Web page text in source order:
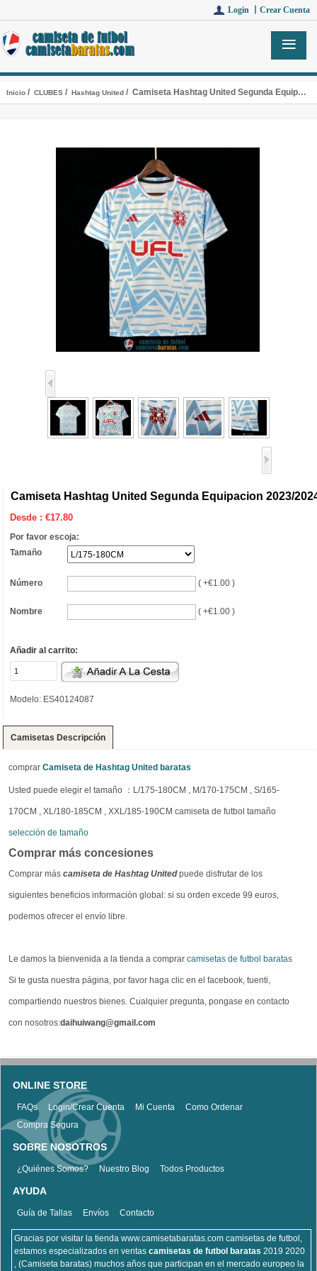
Login 丨 Crear Cuenta
Inicio/ CLUBES/ Hashtag United/ Camiseta Hashtag United Segunda Equipacion 2023/2024
Camiseta Hashtag United Segunda Equipacion 2023/
Desde :€17.80
Por favor escoja:
Tamaño
Número ( +€1.00 )
Nombre ( +€1.00 )
Añadir al carrito:
Modelo: ES40124087
Camisetas Descripción
comprar Camiseta de Hashtag United baratas
Usted puede elegir el tamaño ：L/175-180CM , M/170-175CM , S/165-
170CM , XL/180-185CM , XXL/185-190CM camiseta de futbol tamaño
selección de tamaño
Comprar más concesiones
Comprar más camiseta de Hashtag Unitedpuede disfrutar de los
siguientes beneficios información global: si su orden excede 99 euros,
podemos ofrecer el envío libre.
Le damos la bienvenida a la tienda a comprar camisetas de futbol baratas
Si te gusta nuestra página, por favor haga clic en el facebook, tuenti,
compartiendo nuestros bienes. Cualquier pregunta, pongase en contacto
con nosotros:daihuiwang@gmail.com
ONLINE STORE
FAQs Login/Crear Cuenta Mi Cuenta
Como Ordenar
Compra Segura
SOBRE NOSOTROS
¿Quiénes Somos? Nuestro Blog Todos Productos
AYUDA
Guía de Tallas Envíos Contacto
Gracias por visitar la tienda www.camisetabaratas.com camisetas de futbol,
estamos especializados en ventas camisetas de futbol baratas 2019 2020
, (Camiseta baratas) muchos años que participan en el mercado europeo la